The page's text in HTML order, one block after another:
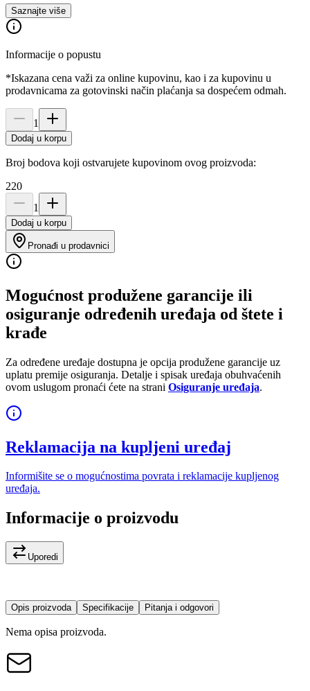
Saznajte više
Informacije o popustu
*Iskazana cena važi za online kupovinu, kao i za kupovinu u
prodavnicama za gotovinski način plaćanja sa dospećem odmah.
1
Dodaj u korpu
Broj bodova koji ostvarujete kupovinom ovog proizvoda:
220
1
Dodaj u korpu
Pronađi u prodavnici
Mogućnost produžene garancije ili
osiguranje određenih uređaja od štete i
krađe
Za određene uređaje dostupna je opcija produžene garancije uz
uplatu premije osiguranja. Detalje i spisak uređaja obuhvaćenih
ovom uslugom pronaći ćete na strani Osiguranje uređaja.
Reklamacija na kupljeni uređaj
Informišite se o mogućnostima povrata i reklamacije kupljenog
uređaja.
Informacije o proizvodu
Uporedi
Opis proizvoda Specifikacije Pitanja i odgovori
Nema opisa proizvoda.